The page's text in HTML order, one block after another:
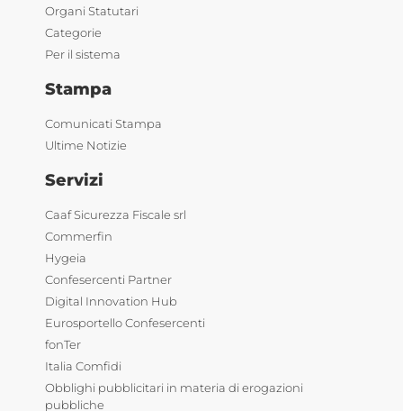
Organi Statutari
Categorie
Per il sistema
Stampa
Comunicati Stampa
Ultime Notizie
Servizi
Caaf Sicurezza Fiscale srl
Commerfin
Hygeia
Confesercenti Partner
Digital Innovation Hub
Eurosportello Confesercenti
fonTer
Italia Comfidi
Obblighi pubblicitari in materia di erogazioni
pubbliche